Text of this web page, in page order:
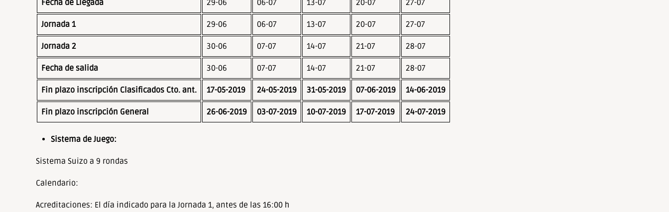
accesibilidad.
Fecha de Llegada 29-06 06-07 13-07 20-07 27-07
Jornada 1 29-06 06-07 13-07 20-07 27-07
Jornada 2 30-06 07-07 14-07 21-07 28-07
Fecha de salida 30-06 07-07 14-07 21-07 28-07
Fin plazo inscripción Clasificados Cto. ant. 17-05-2019 24-05-2019 31-05-2019 07-06-2019 14-06-2019
Fin plazo inscripción General 26-06-2019 03-07-2019 10-07-2019 17-07-2019 24-07-2019
Sistema de Juego:
Sistema Suizo a 9 rondas
Calendario:
Acreditaciones: El día indicado para la Jornada 1, antes de las 16:00 h